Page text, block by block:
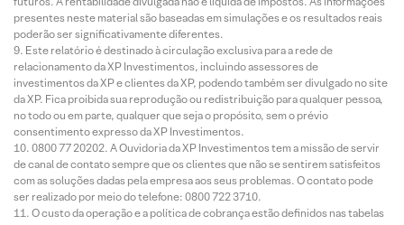
presentes neste material são baseadas em simulações e os resultados reais
poderão ser significativamente diferentes.
Este relatório é destinado à circulação exclusiva para a rede de
relacionamento da XP Investimentos, incluindo assessores de
investimentos da XP e clientes da XP, podendo também ser divulgado no site
da XP. Fica proibida sua reprodução ou redistribuição para qualquer pessoa,
no todo ou em parte, qualquer que seja o propósito, sem o prévio
consentimento expresso da XP Investimentos.
0800 77 20202. A Ouvidoria da XP Investimentos tem a missão de servir
de canal de contato sempre que os clientes que não se sentirem satisfeitos
com as soluções dadas pela empresa aos seus problemas. O contato pode
ser realizado por meio do telefone: 0800 722 3710.
O custo da operação e a política de cobrança estão definidos nas tabelas